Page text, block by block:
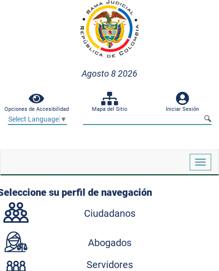
Agosto 8 2026
Opciones de Accesibilidad Mapa del Sitio Iniciar Sesión
Select Language ▼
su perfil de navegación
Ciudadanos
Abogados
Servidores